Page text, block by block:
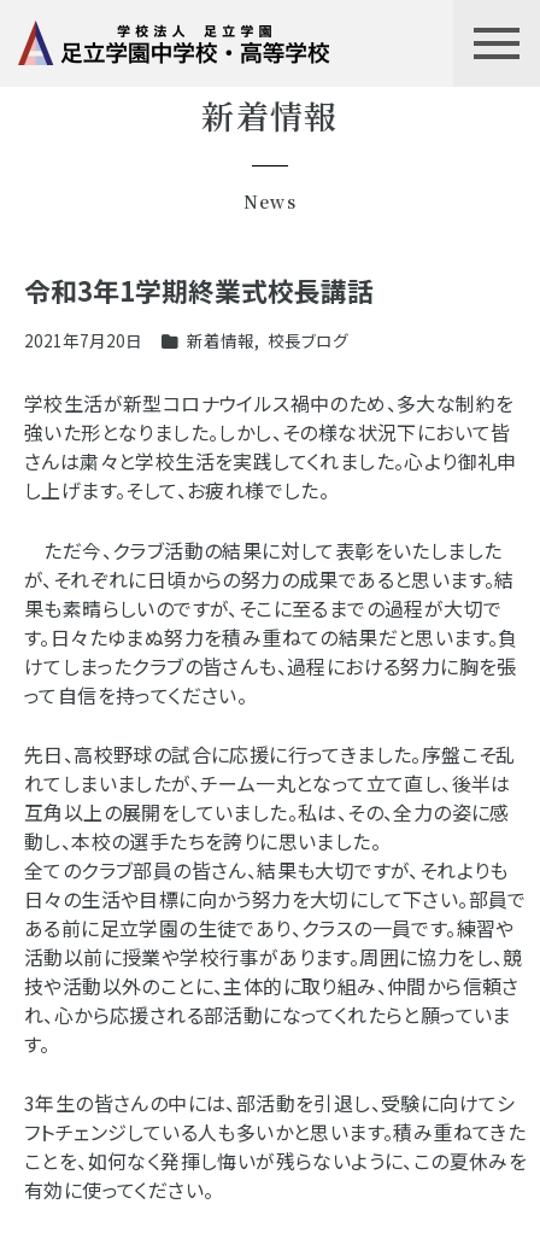
新着情報
News
令和3年1学期終業式校長講話
2021年7月20日 新着情報, 校長ブログ
学校生活が新型コロナウイルス禍中のため、多大な制約を
強いた形となりました。しかし、その様な状況下において皆
さんは粛々と学校生活を実践してくれました。心より御礼申
し上げます。そして、お疲れ様でした。
ただ今、クラブ活動の結果に対して表彰をいたしました
が、それぞれに日頃からの努力の成果であると思います。結
果も素晴らしいのですが、そこに至るまでの過程が大切で
す。日々たゆまぬ努力を積み重ねての結果だと思います。負
けてしまったクラブの皆さんも、過程における努力に胸を張
って自信を持ってください。
先日、高校野球の試合に応援に行ってきました。序盤こそ乱
れてしまいましたが、チーム一丸となって立て直し、後半は
互角以上の展開をしていました。私は、その、全力の姿に感
動し、本校の選手たちを誇りに思いました。
全てのクラブ部員の皆さん、結果も大切ですが、それよりも
日々の生活や目標に向かう努力を大切にして下さい。部員で
ある前に足立学園の生徒であり、クラスの一員です。練習や
活動以前に授業や学校行事があります。周囲に協力をし、競
技や活動以外のことに、主体的に取り組み、仲間から信頼さ
れ、心から応援される部活動になってくれたらと願っていま
す。
3年生の皆さんの中には、部活動を引退し、受験に向けてシ
フトチェンジしている人も多いかと思います。積み重ねてきた
ことを、如何なく発揮し悔いが残らないように、この夏休みを
有効に使ってください。